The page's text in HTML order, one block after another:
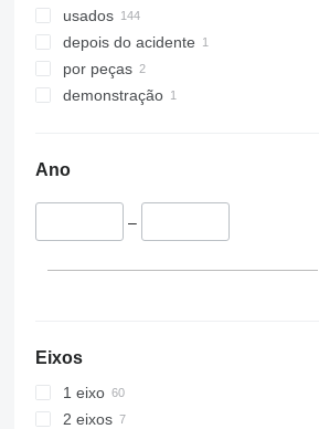
usados
depois do acidente
por peças
demonstração
Ano
–
Eixos
1 eixo
2 eixos